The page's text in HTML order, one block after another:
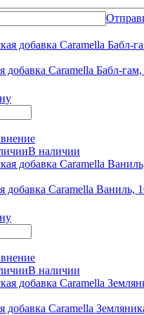
добавка Caramella Бабл-
В наличии
добавка Caramella Ваниль,
В наличии
добавка Caramella